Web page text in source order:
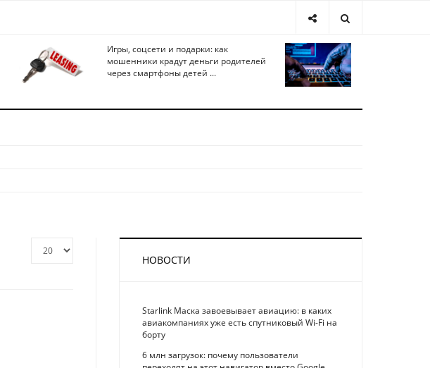
Игры, соцсети и подарки: как
мошенники крадут деньги родителей
через смартфоны детей ...
НОВОСТИ
Starlink Маска завоевывает авиацию: в каких
авиакомпаниях уже есть спутниковый Wi-Fi на
борту
6 млн загрузок: почему пользователи